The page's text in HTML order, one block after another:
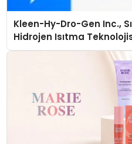
Kleen-Hy-Dro-Gen Inc.,
Hidrojen Isıtma
Düzenleyici Onaylarını